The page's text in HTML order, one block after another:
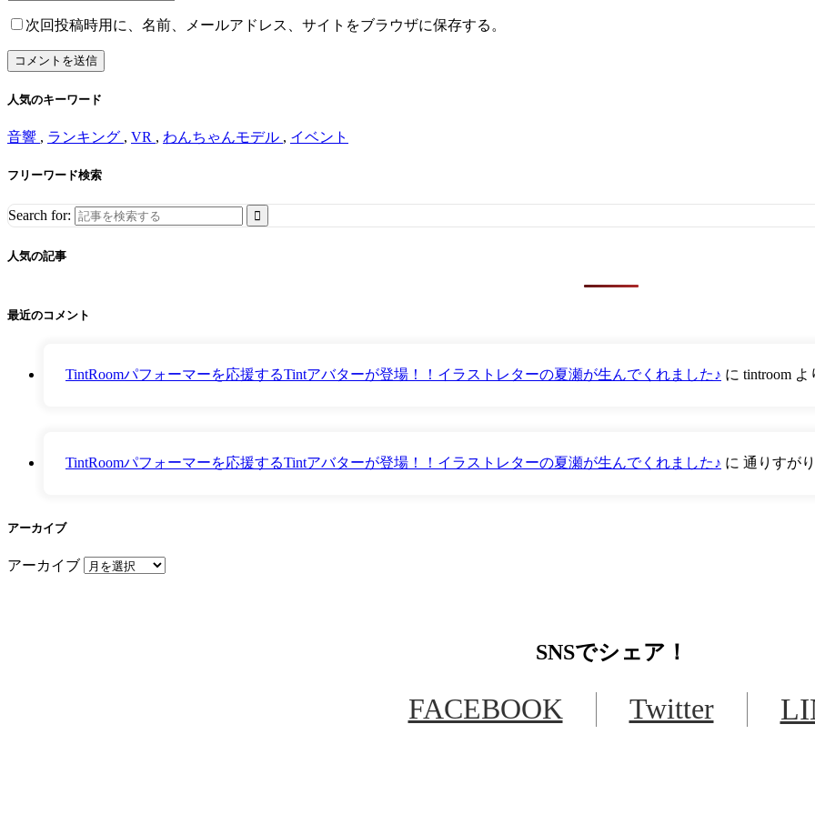
次回投稿時用に、名前、メールアドレス、サイトをブラウザに保存する。
人気のキーワード
音響 , ランキング , VR , わんちゃんモデル , イベント
フリーワード検索
Search for:
人気の記事
最近のコメント
TintRoomパフォーマーを応援するTintアバターが登場！！イラストレターの夏瀬が生んでくれました♪ に tintroom よ
TintRoomパフォーマーを応援するTintアバターが登場！！イラストレターの夏瀬が生んでくれました♪ に 通りすがり
アーカイブ
アーカイブ
SNSでシェア！
FACEBOOK Twitter